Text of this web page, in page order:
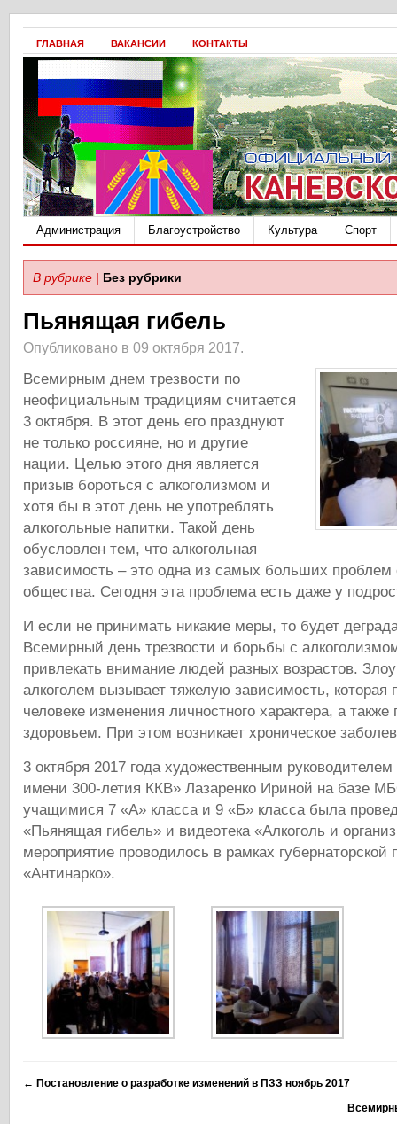
ГЛАВНАЯ ВАКАНСИИ КОНТАКТЫ
Администрация Благоустройство Культура Спорт
В рубрике | Без рубрики
Пьянящая гибель
Опубликовано в 09 октября 2017.
Всемирным днем трезвости по
неофициальным традициям считается
3 октября. В этот день его празднуют
не только россияне, но и другие
нации. Целью этого дня является
призыв бороться с алкоголизмом и
хотя бы в этот день не употреблять
алкогольные напитки. Такой день
обусловлен тем, что алкогольная
зависимость – это одна из самых больших проблем
общества. Сегодня эта проблема есть даже у
И если не принимать никакие меры, то будет
Всемирный день трезвости и борьбы с
привлекать внимание людей разных возрастов.
алкоголем вызывает тяжелую зависимость, которая
человеке изменения личностного характера, а
здоровьем. При этом возникает хроническое
3 октября 2017 года художественным
имени 300-летия ККВ» Лазаренко Ириной на
учащимися 7 «А» класса и 9 «Б» класса была
«Пьянящая гибель» и видеотека «Алкоголь и
мероприятие проводилось в рамках губернаторской
«Антинарко».
← Постановление о разработке изменений в ПЗЗ ноябрь 2017